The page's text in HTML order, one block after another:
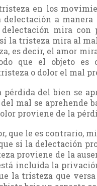
en los
a manera
mira con
la tristeza mira al
es decir, el amor
que el objeto es
o dolor el mal
pérdida del bien se
mal se aprehende
proviene de la
que le es contrario,
si la delectación
proviene de la
incluida la
la tristeza que